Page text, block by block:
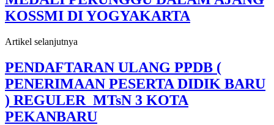
KOSSMI DI YOGYAKARTA
Artikel selanjutnya
PENDAFTARAN ULANG PPDB (
PENERIMAAN PESERTA DIDIK BARU
) REGULER MTsN 3 KOTA
PEKANBARU